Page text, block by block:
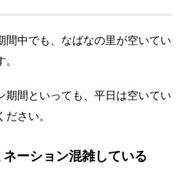
間中でも、なばなの里が空いてい
期間といっても、平日は空いてい
さい。
ーション混雑している